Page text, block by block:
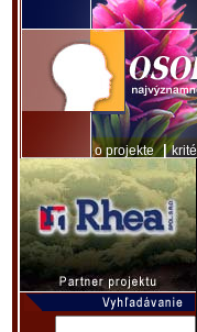
o projekte|